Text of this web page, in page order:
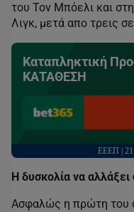
του Τον Μπόελι και
Λιγκ, μετά απο τρεις
Καταπληκτική
ΚΑΤΑΘΕΣΗ
ΕΕΕΠ |
Η δυσκολία να
Ασφαλώς η πρώτη του